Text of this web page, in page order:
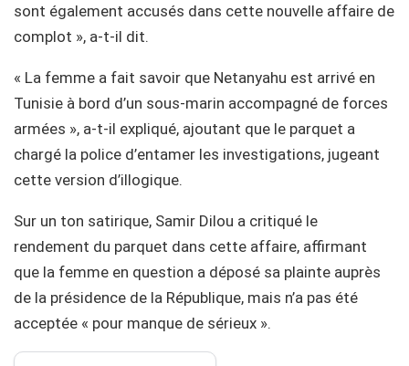
sont également accusés dans cette nouvelle affaire de
complot », a-t-il dit.
« La femme a fait savoir que Netanyahu est arrivé en
Tunisie à bord d’un sous-marin accompagné de forces
armées », a-t-il expliqué, ajoutant que le parquet a
chargé la police d’entamer les investigations, jugeant
cette version d’illogique.
Sur un ton satirique, Samir Dilou a critiqué le
rendement du parquet dans cette affaire, affirmant
que la femme en question a déposé sa plainte auprès
de la présidence de la République, mais n’a pas été
acceptée « pour manque de sérieux ».